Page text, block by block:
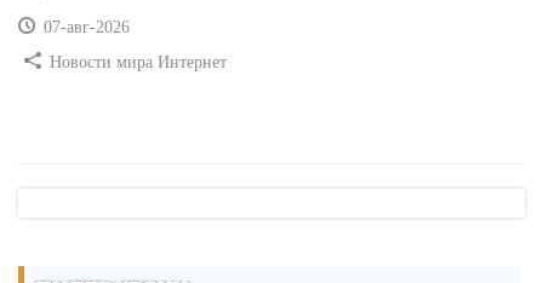
07-авг-2026
Новости мира Интернет